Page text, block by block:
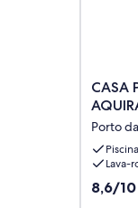
CASA
PRAIA
PARK
-
PORTO
DAS
DUNAS
CASA
Porto
Piscina
Lava-
8.6
8,6/10